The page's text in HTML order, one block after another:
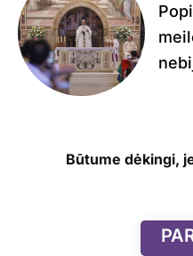
Būtume dėkingi,